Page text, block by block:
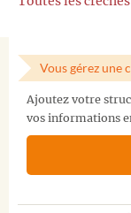
Vous gérez une
Ajoutez votre
vos informations